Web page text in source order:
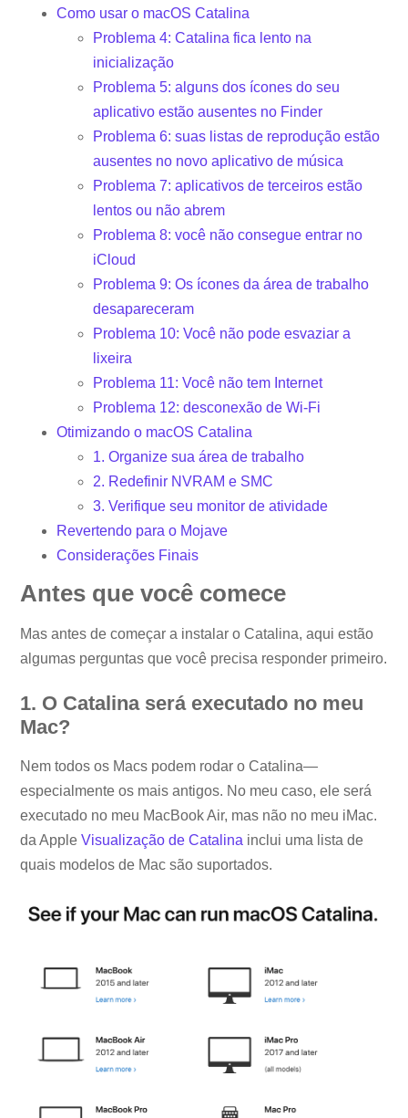
Como usar o macOS Catalina
Problema 4: Catalina fica lento na
inicialização
Problema 5: alguns dos ícones do seu
aplicativo estão ausentes no Finder
Problema 6: suas listas de reprodução estão
ausentes no novo aplicativo de música
Problema 7: aplicativos de terceiros estão
lentos ou não abrem
Problema 8: você não consegue entrar no
iCloud
Problema 9: Os ícones da área de trabalho
desapareceram
Problema 10: Você não pode esvaziar a
lixeira
Problema 11: Você não tem Internet
Problema 12: desconexão de Wi-Fi
Otimizando o macOS Catalina
1. Organize sua área de trabalho
2. Redefinir NVRAM e SMC
3. Verifique seu monitor de atividade
Revertendo para o Mojave
Considerações Finais
Antes que você comece
Mas antes de começar a instalar o Catalina, aqui estão
algumas perguntas que você precisa responder primeiro.
1. O Catalina será executado no meu
Mac?
Nem todos os Macs podem rodar o Catalina—
especialmente os mais antigos. No meu caso, ele será
executado no meu MacBook Air, mas não no meu iMac.
da AppleVisualização de Catalina inclui uma lista de
quais modelos de Mac são suportados.